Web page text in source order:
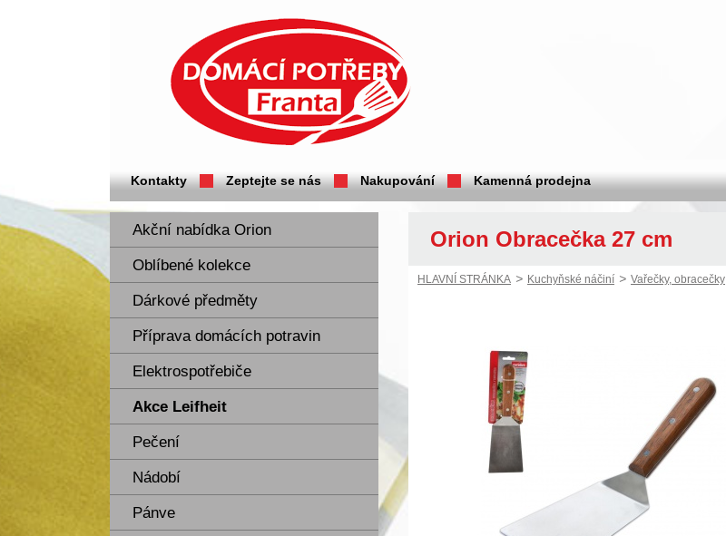
Kontakty Zeptejte se nás Nakupování Kamenná prodejna
Akční nabídka Orion
Oblíbené kolekce
Dárkové předměty
Příprava domácích potravin
Elektrospotřebiče
Akce Leifheit
Pečení
Nádobí
Pánve
Orion Obracečka 27 cm
HLAVNÍ STRÁNKA > Kuchyňské náčiní > Vařečky, obracečky